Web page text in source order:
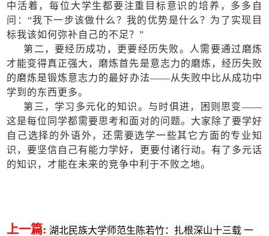
中活着，每位大学生都要注重目标意识的培养，多多自
问：“我下一步该做什么？我的优势是什么？为了实现目
标我该如何弥补自己的不足？”
第二，要经历成功，更要经历失败。人需要通过磨炼
才能变得真正强大，磨炼首先是意志力的磨炼，经历失败
的磨炼是锻炼意志力的最好办法——从失败中比从成功中
学到的东西更多。
第三， 学习多元化的知识。与时俱进，困则思变——
这是每位同学都需要思考和面对的问题。大家除了要学好
自己选择的外语外，还需要选学一些其它方面的专业知
识，要坚信自己有能力学好，更要付诸行动。有了多元话
的知识，才能在未来的竞争中利于不败之地。
上一篇: 湖北民族大学师范生陈若竹：扎根深山十三载 一